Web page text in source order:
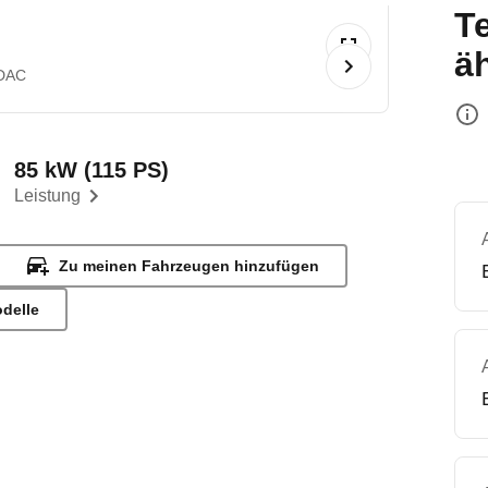
Leistung
85 kW (115 PS)
Zu meinen Fahrzeugen hinzufügen